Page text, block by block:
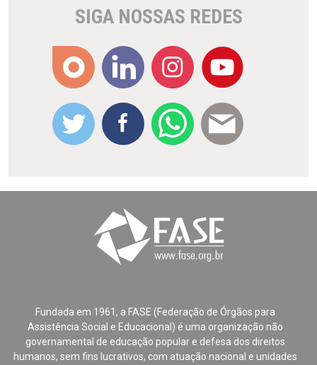
SIGA NOSSAS REDES
Fundada em 1961, a FASE (Federação de Órgãos para
Assistência Social e Educacional) é uma organização não
governamental de educação popular e defesa dos direitos
humanos, sem fins lucrativos, com atuação nacional e unidades